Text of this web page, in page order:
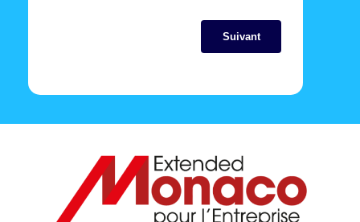
Suivant